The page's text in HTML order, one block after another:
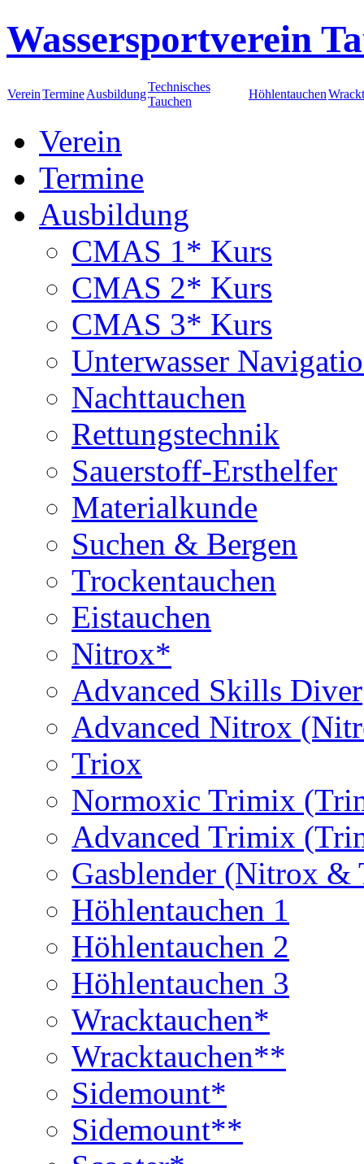
Wassersportverein
VereinTermineAusbildung
Technisches
Tauchen
Höhlentauchen
Verein
Termine
Ausbildung
CMAS 1* Kurs
CMAS 2* Kurs
CMAS 3* Kurs
Unterwasser
Nachttauchen
Rettungstechnik
Sauerstoff-Ersthelfer
Materialkunde
Suchen & Bergen
Trockentauchen
Eistauchen
Nitrox*
Advanced Skills Diver
Advanced Nitrox
Triox
Normoxic Trimix
Advanced Trimix
Gasblender (Nitrox
Höhlentauchen 1
Höhlentauchen 2
Höhlentauchen 3
Wracktauchen*
Wracktauchen**
Sidemount*
Sidemount**